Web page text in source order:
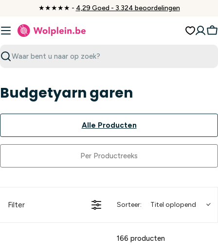
inhoud
★★★★★ - 4,29 Goed - 3.324 beoordelingen
Zoeken
Budgetyarn garen
Alle Producten
Per Productreeks
Sorteer: Titel oplopend
Filter
166 producten